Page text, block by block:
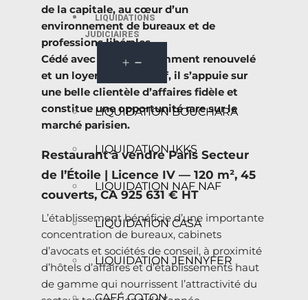
LIQUIDATIONS
JUDICIAIRES
LIQUIDATION BOUCHARA
LIQUIDATION IKKS
LIQUIDATION NAF NAF
LIQUIDATION CASA
LIQUIDATION JENNYFER
CAFÉ COTON
de la capitale, au cœur d’un
environnement de bureaux et de
professions libérales.
Cédé avec un bail récemment renouvelé
et un loyer très attractif, il s’appuie sur
une belle clientèle d’affaires fidèle et
constitue une opportunité rare sur le
marché parisien.
Restaurant à vendre Paris Secteur
de l’Étoile | Licence IV — 120 m², 45
couverts, CA 925 631 € HT
L’établissement bénéficie d’une importante
concentration de bureaux, cabinets
d’avocats et sociétés de conseil, à proximité
d’hôtels d’affaires et d’établissements haut
de gamme qui nourrissent l’attractivité du